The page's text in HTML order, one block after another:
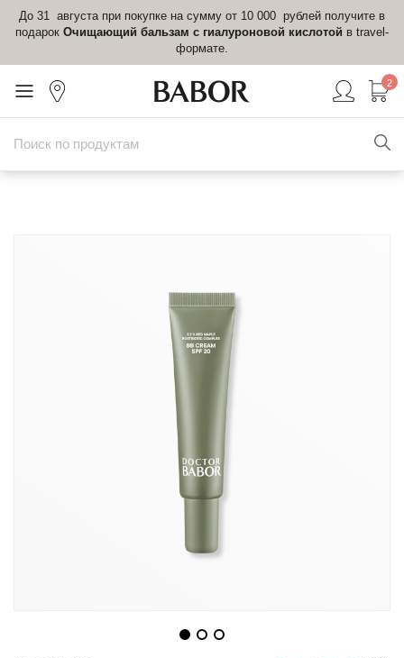
До 31 августа при покупке на сумму от 10 000 рублей получите в
подарок Очищающий бальзам с гиалуроновой кислотой в travel-
формате.
2